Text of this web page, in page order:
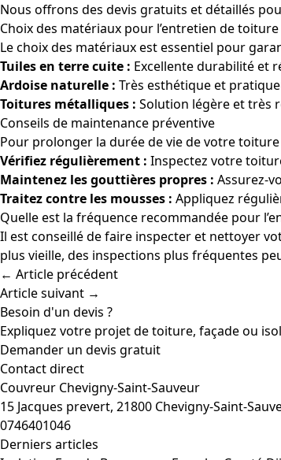
Nous offrons des devis gratuits et détaillés
Choix des matériaux pour l’entretien de toiture
Le choix des matériaux est essentiel pour
Tuiles en terre cuite : Excellente durabilité et
Ardoise naturelle : Très esthétique et
Toitures métalliques : Solution légère et très
Conseils de maintenance préventive
Pour prolonger la durée de vie de votre
Vérifiez régulièrement : Inspectez votre
Maintenez les gouttières propres : Assurez-
Traitez contre les mousses : Appliquez
Quelle est la fréquence recommandée pour
Il est conseillé de faire inspecter et nettoyer
plus vieille, des inspections plus fréquentes
← Article précédent
Article suivant →
Besoin d'un devis ?
Expliquez votre projet de toiture, façade ou
Demander un devis gratuit
Contact direct
Couvreur Chevigny-Saint-Sauveur
15 Jacques prevert, 21800 Chevigny-Saint-
0746401046
Derniers articles